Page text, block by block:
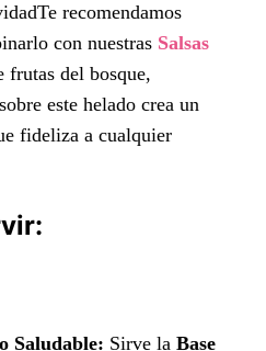
recomendamos
con nuestras Salsas
frutas del bosque,
este helado crea un
fideliza a cualquier
Saludable: Sirve la Base